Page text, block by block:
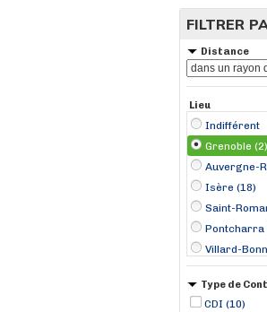
FILTRER
Distance
Lieu
Indifférent
Grenoble (2)
Auvergne-
Isère (18)
Saint-
Pontcharra
Villard-
Domène (1)
Eybens (1)
Type de
CDI (10)